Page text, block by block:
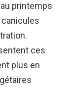
printemps
ces
plus en